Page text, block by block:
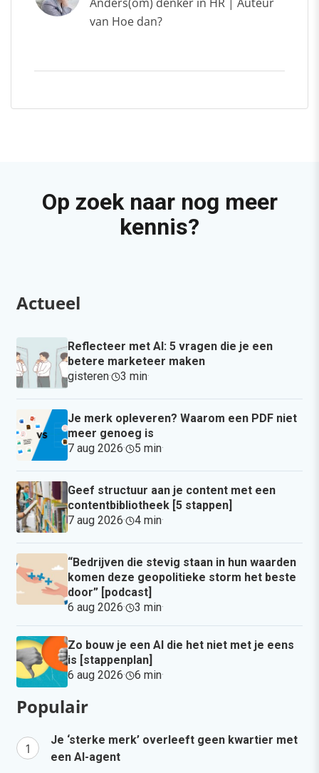
van Hoe dan?
Op zoek naar nog meer
kennis?
Actueel
Reflecteer met AI: 5 vragen die je een
betere marketeer maken
gisteren· 3 min·
Je merk opleveren? Waarom een PDF niet
meer genoeg is
7 aug 2026· 5 min·
Geef structuur aan je content met een
contentbibliotheek [5 stappen]
7 aug 2026· 4 min·
“Bedrijven die stevig staan in hun waarden
komen deze geopolitieke storm het beste
door” [podcast]
6 aug 2026· 3 min·
Zo bouw je een AI die het niet met je eens
is [stappenplan]
6 aug 2026· 6 min·
Populair
Je ‘sterke merk’ overleeft geen kwartier met
een AI-agent